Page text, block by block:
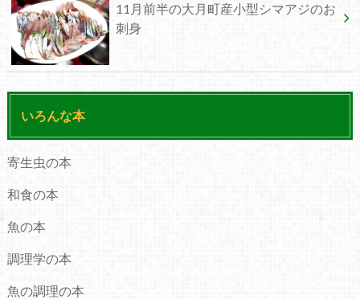
11月前半の大月町産小型シマアジのお
刺身
いろんな本
寄生虫の本
和食の本
魚の本
調理学の本
魚の調理の本